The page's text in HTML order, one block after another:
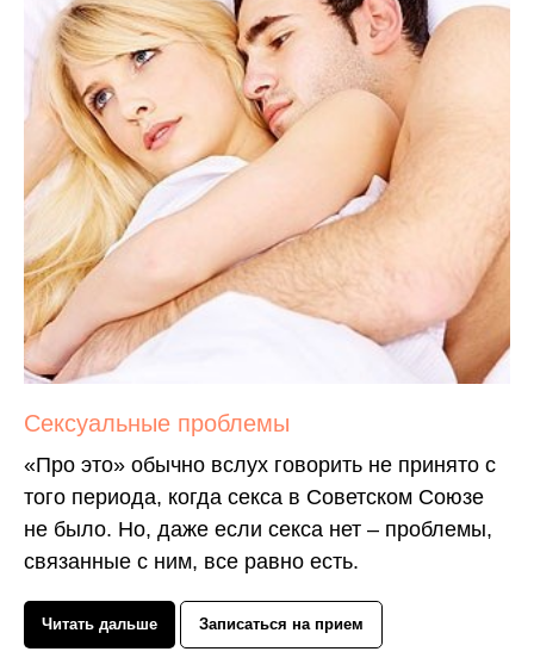
Сексуальные проблемы
«Про это» обычно вслух говорить не принято с
того периода, когда секса в Советском Союзе
не было. Но, даже если секса нет – проблемы,
связанные с ним, все равно есть.
Читать дальше Записаться на прием